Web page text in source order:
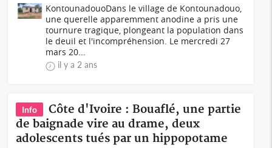
KontounadouoDans le village de Kontounadouo,
une querelle apparemment anodine a pris une
tournure tragique, plongeant la population dans
le deuil et l'incompréhension. Le mercredi 27
mars 20...
il y a 2 ans
Info
Côte d'Ivoire : Bouaflé, une partie
de baignade vire au drame, deux
adolescents tués par un hippopotame